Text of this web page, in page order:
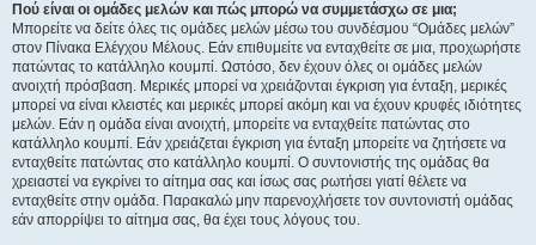
Πού είναι οι ομάδες μελών και πώς μπορώ να συμμετάσχω σε μια;
Μπορείτε να δείτε όλες τις ομάδες μελών μέσω του συνδέσμου “Ομάδες μελών”
στον Πίνακα Ελέγχου Μέλους. Εάν επιθυμείτε να ενταχθείτε σε μια, προχωρήστε
πατώντας το κατάλληλο κουμπί. Ωστόσο, δεν έχουν όλες οι ομάδες μελών
ανοιχτή πρόσβαση. Μερικές μπορεί να χρειάζονται έγκριση για ένταξη, μερικές
μπορεί να είναι κλειστές και μερικές μπορεί ακόμη και να έχουν κρυφές ιδιότητες
μελών. Εάν η ομάδα είναι ανοιχτή, μπορείτε να ενταχθείτε πατώντας στο
κατάλληλο κουμπί. Εάν χρειάζεται έγκριση για ένταξη μπορείτε να ζητήσετε να
ενταχθείτε πατώντας στο κατάλληλο κουμπί. Ο συντονιστής της ομάδας θα
χρειαστεί να εγκρίνει το αίτημα σας και ίσως σας ρωτήσει γιατί θέλετε να
ενταχθείτε στην ομάδα. Παρακαλώ μην παρενοχλήσετε τον συντονιστή ομάδας
εάν απορρίψει το αίτημα σας, θα έχει τους λόγους του.